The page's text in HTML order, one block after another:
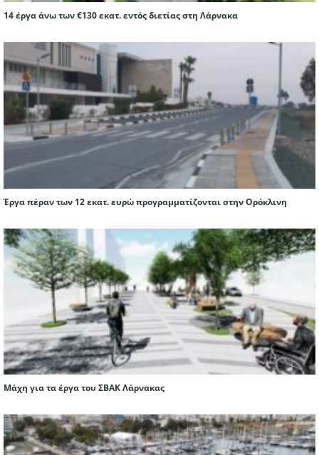
14 έργα άνω των €130 εκατ. εντός διετίας στη Λάρνακα
Έργα πέραν των 12 εκατ. ευρώ προγραμματίζονται στην Ορόκλινη
Μάχη για τα έργα του ΣΒΑΚ Λάρνακας